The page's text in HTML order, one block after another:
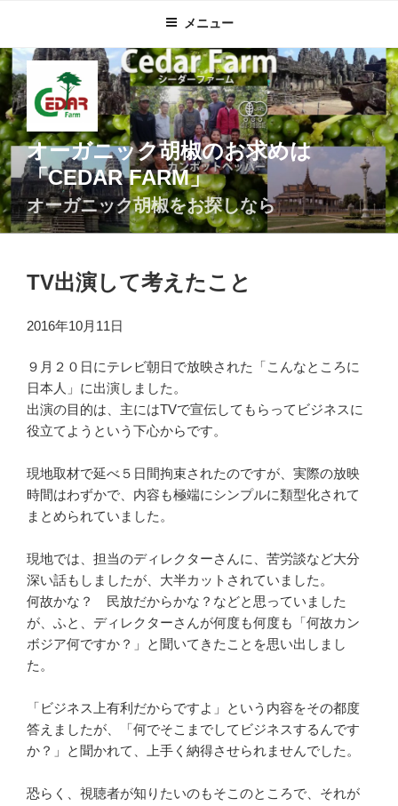
テ
ン
ツ
へ
ス
キ
ッ
プ
オーガニック胡椒のお求めは
「CEDAR FARM」
オーガニック胡椒をお探しなら
メニュー
TV出演して考えたこと
2016年10月11日
９月２０日にテレビ朝日で放映された「こんなところに
日本人」に出演しました。
出演の目的は、主にはTVで宣伝してもらってビジネスに
役立てようという下心からです。
現地取材で延べ５日間拘束されたのですが、実際の放映
時間はわずかで、内容も極端にシンプルに類型化されて
まとめられていました。
現地では、担当のディレクターさんに、苦労談など大分
深い話もしましたが、大半カットされていました。
何故かな？ 民放だからかな？などと思っていました
が、ふと、ディレクターさんが何度も何度も「何故カン
ボジア何ですか？」と聞いてきたことを思い出しまし
た。
「ビジネス上有利だからですよ」という内容をその都度
答えましたが、「何でそこまでしてビジネスするんです
か？」と聞かれて、上手く納得させられませんでした。
恐らく、視聴者が知りたいのもそこのところで、それが